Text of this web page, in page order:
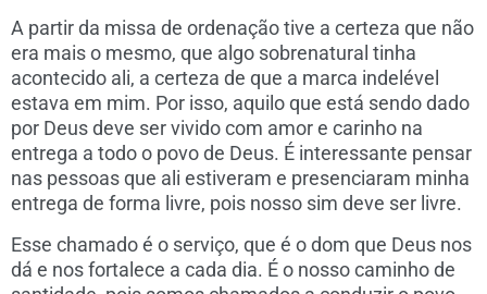
A partir da missa de ordenação tive a certeza que não
era mais o mesmo, que algo sobrenatural tinha
acontecido ali, a certeza de que a marca indelével
estava em mim. Por isso, aquilo que está sendo dado
por Deus deve ser vivido com amor e carinho na
entrega a todo o povo de Deus. É interessante pensar
nas pessoas que ali estiveram e presenciaram minha
entrega de forma livre, pois nosso sim deve ser livre.
Esse chamado é o serviço, que é o dom que Deus nos
dá e nos fortalece a cada dia. É o nosso caminho de